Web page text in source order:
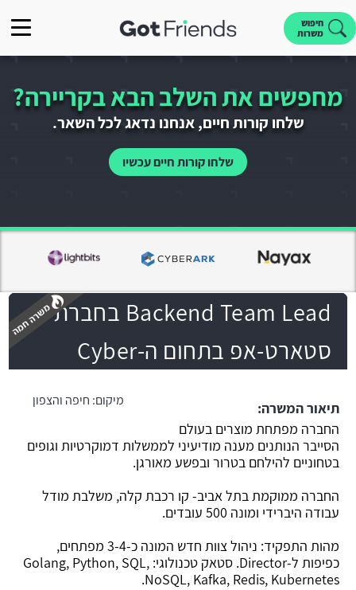
חיפוש
משרות
מחפשים את השלב הבא בקריירה?
שלחו קורות חיים, אנחנו נדאג לכל השאר.
שלחו קורות חיים עכשיו
Backend Team Lead בחברת
סטארט-אפ בתחום ה-Cyber
מיקום: חיפה והצפון
תיאור המשרה:
החברה מפתחת מוצרים בעולם
הסייבר הנותנים מענה מודיעיני לממשלות דמוקרטיות וגופים
בטחוניים להילחם בטרור ובפשע מאורגן.
החברה ממוקמת בתל אביב- קו רכבת קלה, משלבת מודל
עבודה היברידי ומונה 500 עובדים.
מהות התפקיד: ניהול צוות חדש המונה כ-3-4 מפתחים,
כפיפות ל-Director. סטאק טכנולוגי: ⁠Golang, Python, SQL,
NoSQL, Kafka, Redis, Kubernetes.